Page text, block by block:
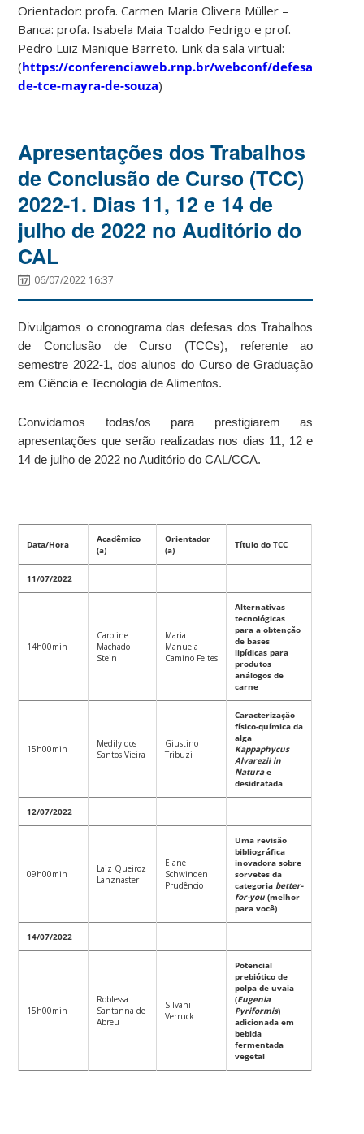
Orientador: profa. Carmen Maria Olivera Müller –
Banca: profa. Isabela Maia Toaldo Fedrigo e prof.
Pedro Luiz Manique Barreto. Link da sala virtual:
(https://conferenciaweb.rnp.br/webconf/defesa-
de-tce-mayra-de-souza)
Apresentações dos Trabalhos
de Conclusão de Curso (TCC)
2022-1. Dias 11, 12 e 14 de
julho de 2022 no Auditório do
CAL
06/07/2022 16:37
Divulgamos o cronograma das defesas dos Trabalhos
de Conclusão de Curso (TCCs), referente ao
semestre 2022-1, dos alunos do Curso de Graduação
em Ciência e Tecnologia de Alimentos.
Convidamos todas/os para prestigiarem as
apresentações que serão realizadas nos dias 11, 12 e
14 de julho de 2022 no Auditório do CAL/CCA.
Data/Hora
Acadêmico
(a)
Orientador
(a)
Título do TCC
11/07/2022
14h00min
Caroline
Machado
Stein
Maria
Manuela
Camino Feltes
Alternativas
tecnológicas
para a obtenção
de bases
lipídicas para
produtos
análogos de
carne
15h00min
Medily dos
Santos Vieira
Giustino
Tribuzi
Caracterização
físico-química da
alga
Kappaphycus
Alvarezii in
Naturae
desidratada
12/07/2022
09h00min
Laiz Queiroz
Lanznaster
Elane
Schwinden
Prudêncio
Uma revisão
bibliográfica
inovadora sobre
sorvetes da
categoria better-
for-you (melhor
para você)
14/07/2022
15h00min
Roblessa
Santanna de
Abreu
Silvani
Verruck
Potencial
prebiótico de
polpa de uvaia
(Eugenia
Pyriformis)
adicionada em
bebida
fermentada
vegetal